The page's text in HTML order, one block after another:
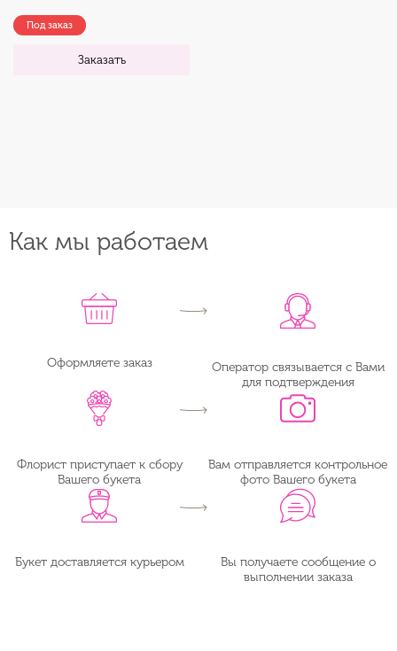
Под заказ
Заказать
Как мы работаем
Оформляете заказ
Оператор связывается с Вами
для подтверждения
Флорист приступает к сбору
Вашего букета
Вам отправляется контрольное
фото Вашего букета
Букет доставляется курьером
Вы получаете сообщение о
выполнении заказа